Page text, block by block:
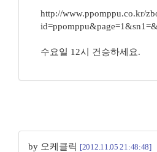
http://www.ppomppu.co.kr/
수요일 12시 건승하세요.
by 오케클릭 [2012.11.05 21:48:48]